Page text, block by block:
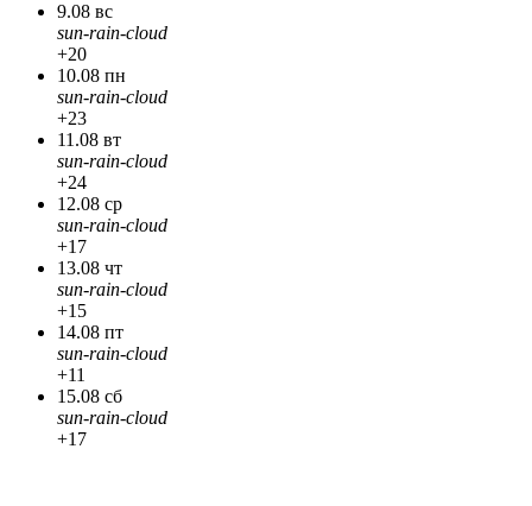
9.08 вс
sun-rain-cloud
+20
10.08 пн
sun-rain-cloud
+23
11.08 вт
sun-rain-cloud
+24
12.08 ср
sun-rain-cloud
+17
13.08 чт
sun-rain-cloud
+15
14.08 пт
sun-rain-cloud
+11
15.08 сб
sun-rain-cloud
+17